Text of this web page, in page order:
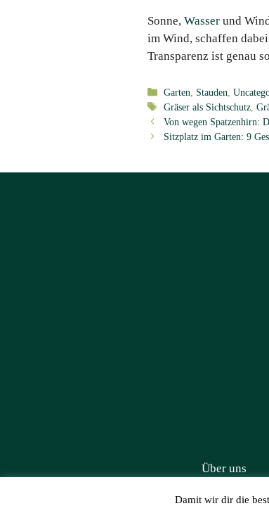
Sonne, Wasserund
im Wind, schaffen
Transparenz ist genau
Kategorien
Garten Stauden
Schlagwörter
Gräser als Sichtschutz,
Von wegen Spatzenhirn:
Sitzplatz im Garten: 9
Über uns
Damit wir dir die